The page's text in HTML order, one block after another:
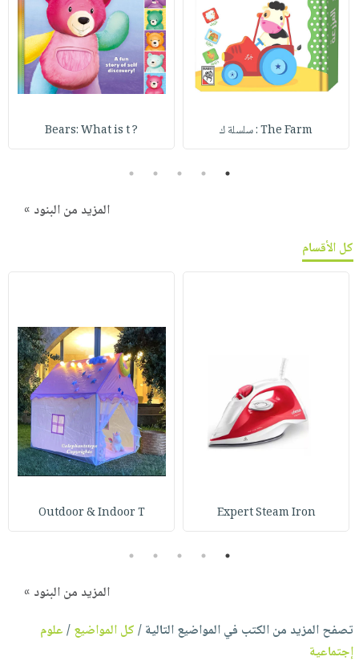
The Farm : سلسلة ك ? Bears: What is t
1
2
3
4
5
المزيد من البنود »
كل الأقسام
Expert Steam Iron
Outdoor & Indoor T
1
2
3
4
5
المزيد من البنود »
تصفح المزيد من الكتب في المواضيع التالية /كل المواضيع/علوم
إجتماعية